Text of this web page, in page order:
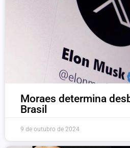
Moraes determina
Brasil
9 de outubro de 2024